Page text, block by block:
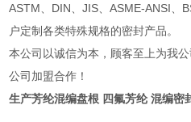
ASTM、DIN、JIS、ASME-ANSI、
户定制各类特殊规格的密封产品。
本公司以诚信为本，顾客至上为我
公司加盟合作！
生产芳纶混编盘根 四氟芳纶 混编密